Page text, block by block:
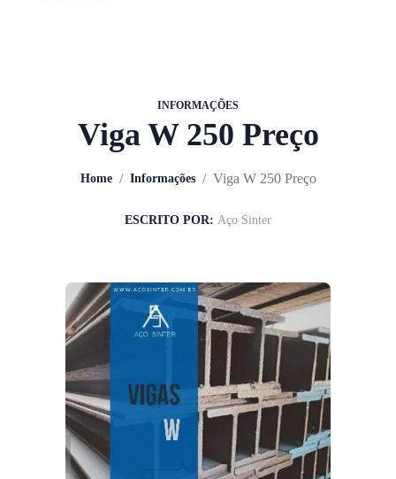
INFORMAÇÕES
Viga W 250 Preço
Home / Informações / Viga W 250 Preço
ESCRITO POR: Aço Sinter